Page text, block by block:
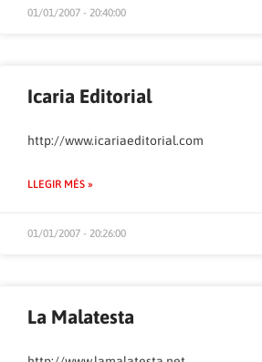
01/01/2007 - 20:40:00
Icaria Editorial
http://www.icariaeditorial.com
LLEGIR MÉS »
01/01/2007 - 20:26:00
La Malatesta